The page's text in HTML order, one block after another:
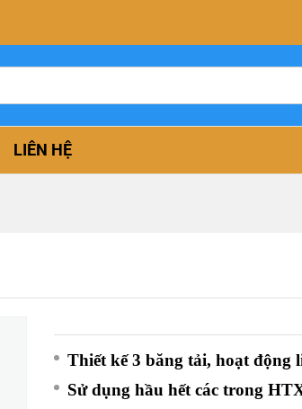
LIÊN HỆ
Thiết kế 3 băng tải, hoạt động
Sử dụng hầu hết các trong